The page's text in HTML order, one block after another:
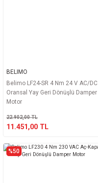
BELIMO
Belimo LF24-SR 4 Nm 24 V AC/DC
Oransal Yay Geri Dönüşlü Damper
Motor
22.902,00 TL
11.451,00 TL
%50